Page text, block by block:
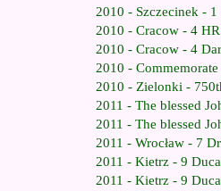
2010 - Szczecinek -
2010 - Cracow - 4 HR
2010 - Cracow - 4
2010 -
2010 - Zielonki -
2011 - The blessed
2011 - The blessed
2011 - Wrocław - 7
2011 - Kietrz - 9
2011 - Kietrz - 9